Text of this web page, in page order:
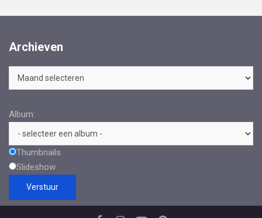
Archieven
Archieven
Album:
Thumbnails
Slideshow